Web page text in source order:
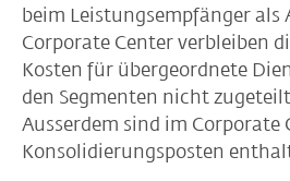
beim Leistungsempfänger als
Corporate Center verbleiben
Kosten für übergeordnete
den Segmenten nicht
Ausserdem sind im Corporate
Konsolidierungsposten